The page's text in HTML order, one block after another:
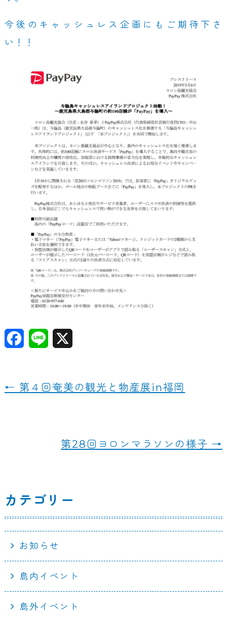
今後のキャッシュレス企画にもご期待下さ
い！！
F
c
e
Li
e
X
← 第４回奄美の観光と物産展in福岡
第28回ヨロンマラソンの様子 →
カテゴリー
お知らせ
島内イベント
島外イベント